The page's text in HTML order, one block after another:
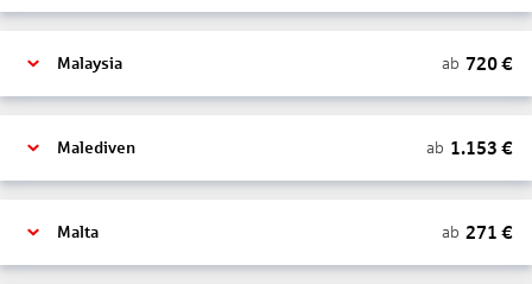
Malaysia ab 720€
Malediven ab 1.153 €
Malta ab 271 €